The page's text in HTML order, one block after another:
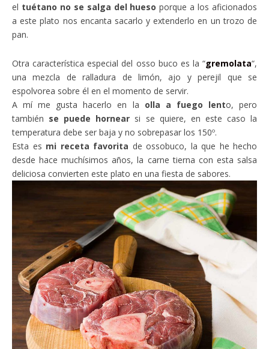
el tuétano no se salga del hueso porque a los aficionados
a este plato nos encanta sacarlo y extenderlo en un trozo de
pan.
Otra característica especial del osso buco es la “gremolata“,
una mezcla de ralladura de limón, ajo y perejil que se
espolvorea sobre él en el momento de servir.
A mí me gusta hacerlo en la olla a fuego lento, pero
también se puede hornear si se quiere, en este caso la
temperatura debe ser baja y no sobrepasar los 150º.
Esta es mi receta favorita de ossobuco, la que he hecho
desde hace muchísimos años, la carne tierna con esta salsa
deliciosa convierten este plato en una fiesta de sabores.